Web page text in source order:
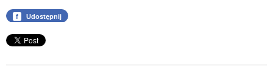
f Udostępnij